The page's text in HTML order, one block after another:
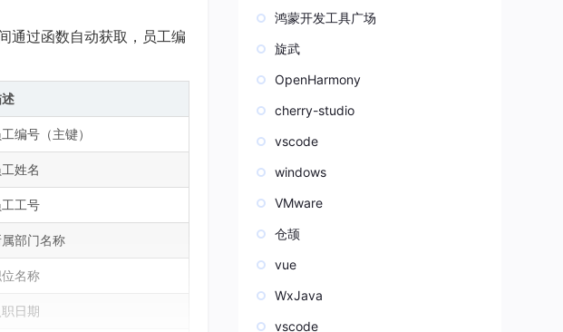
通过函数自动获取，员工编
编号（主键）
工姓名
工工号
属部门名称
名称
职日期
鸿蒙开发工具广场
旋武
OpenHarmony
cherry-studio
vscode
windows
VMware
仓颉
vue
WxJava
vscode